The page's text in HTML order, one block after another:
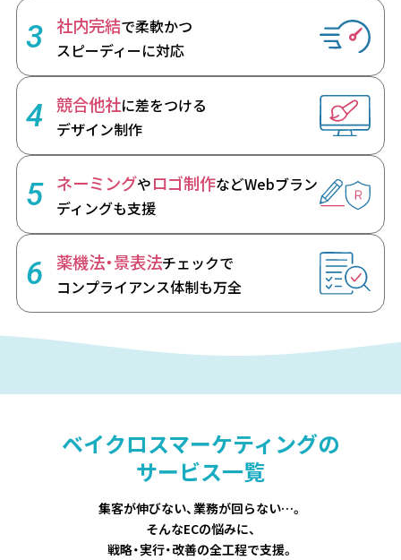
3 社内完結で柔軟かつ
スピーディーに対応
4 競合他社に差をつける
デザイン制作
5 ネーミングやロゴ制作などWebブラン
ディングも支援
6 薬機法・景表法チェックで
コンプライアンス体制も万全
ベイクロスマーケティングの
サービス一覧
集客が伸びない、業務が回らない…。
そんなECの悩みに、
戦略・実行・改善の全工程で支援。